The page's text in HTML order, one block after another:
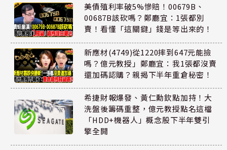
美債殖利率破5%慘賠！00679B、
00687B該砍嗎？鄭廳宜：1張都別
賣！看懂「這關鍵」錢是等出來的！
新應材(4749)從1220摔到647元能撿
嗎？億元教授」鄭廳宜：我1張都沒賣
還加碼認購？親揭下半年重倉秘密！
希捷財報爆發、黃仁勳欽點加持！大
洗盤後籌碼重整，億元教授點名這檔
「HDD+機器人」概念股下半年雙引
擎全開